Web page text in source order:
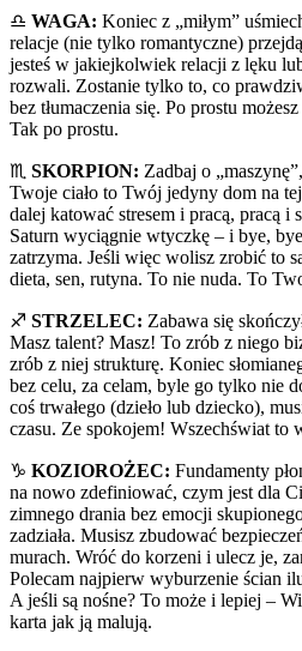
♎️ WAGA: Koniec z „miłym”
relacje (nie tylko romantyczne)
jesteś w jakiejkolwiek relacji z lęku
rozwali. Zostanie tylko to, co
bez tłumaczenia się. Po prostu
Tak po prostu.
♏️ SKORPION: Zadbaj o
Twoje ciało to Twój jedyny dom na
dalej katować stresem i pracą, pracą i
Saturn wyciągnie wtyczkę – i bye,
zatrzyma. Jeśli więc wolisz zrobić to
dieta, sen, rutyna. To nie nuda. To
♐️ STRZELEC: Zabawa się
Masz talent? Masz! To zrób z niego
zrób z niej strukturę. Koniec
bez celu, za celam, byle go tylko nie
coś trwałego (dzieło lub dziecko),
czasu. Ze spokojem! Wszechświat to
♑️ KOZIOROŻEC: Fundamenty
na nowo zdefiniować, czym jest dla
zimnego drania bez emocji
zadziała. Musisz zbudować
murach. Wróć do korzeni i ulecz je,
Polecam najpierw wyburzenie ścian
A jeśli są nośne? To może i lepiej –
karta jak ją malują.